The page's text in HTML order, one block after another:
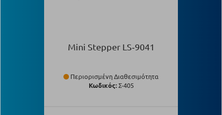
Mini Stepper LS‑9041
Περιορισμένη Διαθεσιμότητα
Κωδικός:Σ-405